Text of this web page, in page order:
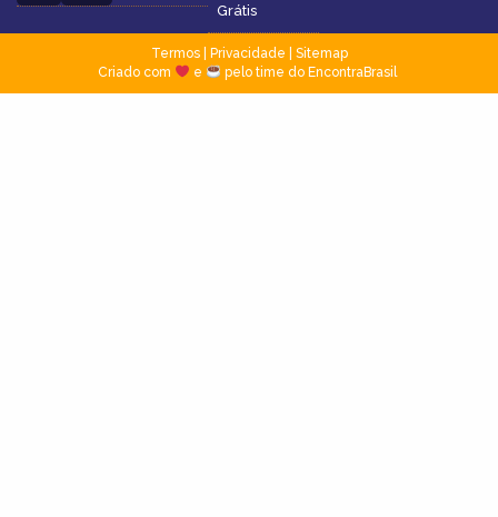
Grátis
Termos| Privacidade
Sitemap
Criado com
e pelo time do EncontraBrasil